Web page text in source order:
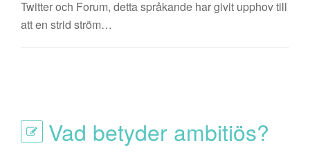
Twitter och Forum, detta språkande har givit upphov till
att en strid ström…
Vad betyder ambitiös?